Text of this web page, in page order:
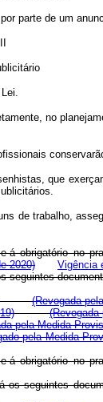
parte de um
no
que
de trabalho,
obrigatório no
2020)
Vigência
os seguintes
(Revogada
(Revogada
pela Medida
pela Medida
obrigatório no
exigirá os